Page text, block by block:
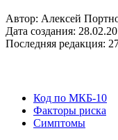
Автор: Алексей
Дата создания:
Последняя редакция:
Код по МКБ-10
Факторы риска
Симптомы